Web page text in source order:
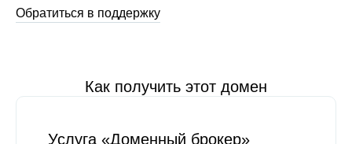
Обратиться в поддержку
Как получить этот домен
Услуга «Доменный брокер»